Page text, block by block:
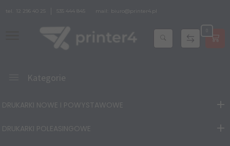
tel. 12 296 40 25 535 444 845 mail: biuro@printer4.pl
Kategorie
DRUKARKI NOWE I POWYSTAWOWE
DRUKARKI POLEASINGOWE